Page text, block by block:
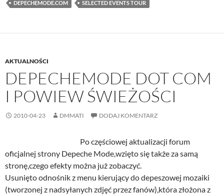
DEPECHEMODE.COM SELECTED EVENTS TOUR
AKTUALNOŚCI
DEPECHEMODE DOT COM
I POWIEW ŚWIEŻOŚCI
2010-04-23 DMMATI DODAJ KOMENTARZ
Po częściowej aktualizacji forum
oficjalnej strony Depeche Mode,wzięto się także za samą
stronę,czego efekty można już zobaczyć.
Usunięto odnośnik z menu kierujący do depeszowej mozaiki
(tworzonej z nadsyłanych zdjęć przez fanów),która złożona z